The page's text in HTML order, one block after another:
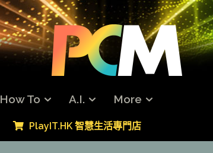
How To A.I. More
PlayIT.HK 智慧生活專門店